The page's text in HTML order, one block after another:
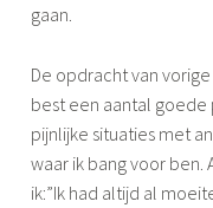
gaan.
De opdracht van
best een aantal goede
pijnlijke situaties met
waar ik bang voor ben.
ik:”Ik had altijd al